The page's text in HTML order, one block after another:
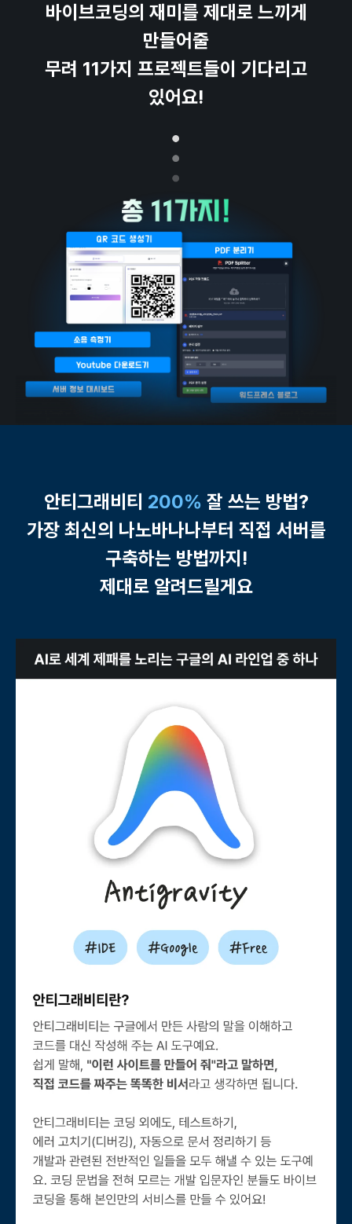
바이브코딩의 재미를 제대로 느끼게
만들어줄
무려 11가지 프로젝트들이 기다리고
있어요!
안티그래비티 200% 잘 쓰는 방법?
가장 최신의 나노바나나부터 직접 서버를
구축하는 방법까지!
제대로 알려드릴게요